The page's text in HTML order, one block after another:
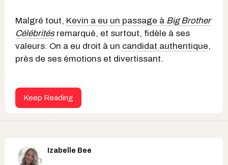
Malgré tout, Kevin a eu un passage à Big Brother
Célébritésremarqué, et surtout, fidèle à ses
valeurs. On a eu droit à un candidat authentique,
près de ses émotions et divertissant.
Keep Reading
Izabelle Bee